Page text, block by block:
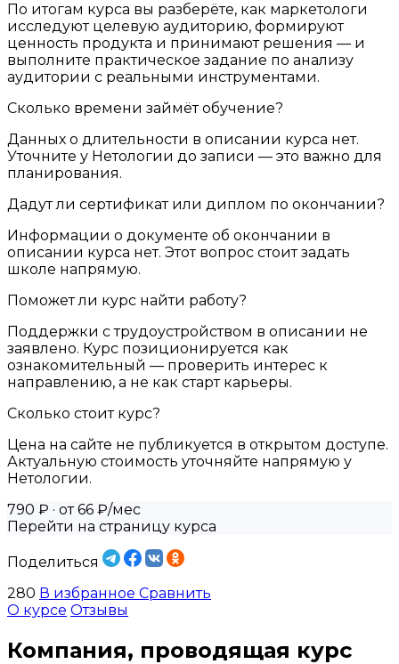
По итогам курса вы разберёте, как маркетологи
исследуют целевую аудиторию, формируют
ценность продукта и принимают решения — и
выполните практическое задание по анализу
аудитории с реальными инструментами.
Сколько времени займёт обучение?
Данных о длительности в описании курса нет.
Уточните у Нетологии до записи — это важно для
планирования.
Дадут ли сертификат или диплом по окончании?
Информации о документе об окончании в
описании курса нет. Этот вопрос стоит задать
школе напрямую.
Поможет ли курс найти работу?
Поддержки с трудоустройством в описании не
заявлено. Курс позиционируется как
ознакомительный — проверить интерес к
направлению, а не как старт карьеры.
Сколько стоит курс?
Цена на сайте не публикуется в открытом доступе.
Актуальную стоимость уточняйте напрямую у
Нетологии.
790 ₽ · от 66 ₽/мес
Перейти на страницу курса
Поделиться
280 В избранное Сравнить
О курсе Отзывы
Компания, проводящая курс